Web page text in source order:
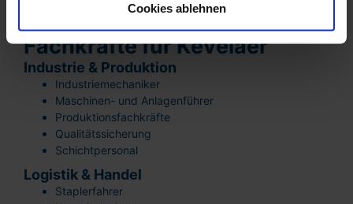
Cookies ablehnen
Branchenlösungen –
Fachkräfte für Kevelaer
Industrie & Produktion
Industriemechaniker
Maschinen- und Anlagenführer
Produktionsfachkräfte
Qualitätssicherung
Schichtpersonal
Logistik & Handel
Staplerfahrer